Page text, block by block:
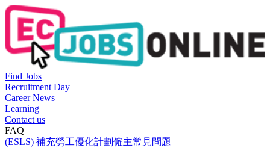
Find Jobs
Recruitment Day
Career News
Learning
Contact us
FAQ
(ESLS) 補充勞工優化計劃僱主常見問題